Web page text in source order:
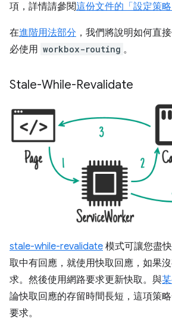
項，詳情請參閱這份文件的「設定策
在進階用法部分 ，我們將說明如何直
必使用 workbox-routing 。
Stale-While-Revalidate
stale-while-revalidate 模式可讓您盡
取中有回應，就使用快取回應，如果
求。然後使用網路要求更新快取。與
論快取回應的存留時間長短，這項策
要求。